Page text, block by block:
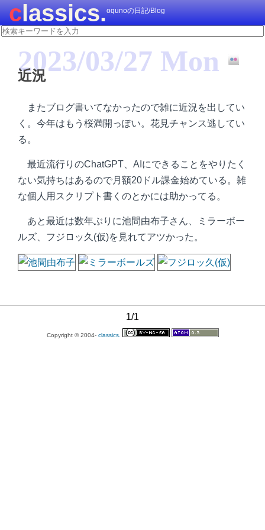
classics.oqunoの日記/Blog
2023/03/27 Mon
近況
またブログ書いてなかったので雑に近況を出してい
く。今年はもう桜満開っぽい。花見チャンス逃してい
る。
最近流行りのChatGPT、AIにできることをやりたく
ない気持ちはあるので月額20ドル課金始めている。雑
な個人用スクリプト書くのとかには助かってる。
あと最近は数年ぶりに池間由布子さん、ミラーボー
ルズ、フジロッ久(仮)を見れてアツかった。
1/1
Copyright © 2004- classics.